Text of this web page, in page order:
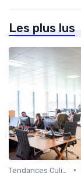
Les plus lus
•